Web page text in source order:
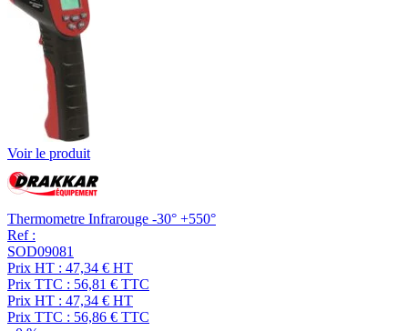
Voir le produit
Thermometre Infrarouge -30° +550°
Ref :
SOD09081
Prix HT : 47,34 € HT
Prix TTC : 56,81 € TTC
Prix HT : 47,34 € HT
Prix TTC : 56,86 € TTC